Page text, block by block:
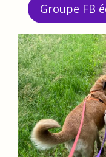
Groupe FB